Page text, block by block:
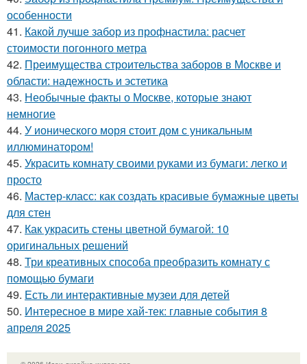
особенности
41. Какой лучше забор из профнастила: расчет
стоимости погонного метра
42. Преимущества строительства заборов в Москве и
области: надежность и эстетика
43. Необычные факты о Москве, которые знают
немногие
44. У ионического моря стоит дом с уникальным
иллюминатором!
45. Украсить комнату своими руками из бумаги: легко и
просто
46. Мастер-класс: как создать красивые бумажные цветы
для стен
47. Как украсить стены цветной бумагой: 10
оригинальных решений
48. Три креативных способа преобразить комнату с
помощью бумаги
49. Есть ли интерактивные музеи для детей
50. Интересное в мире хай-тек: главные события 8
апреля 2025